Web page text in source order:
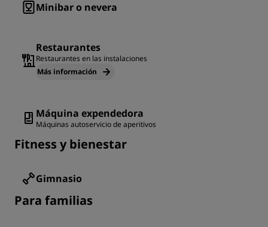
Minibar o nevera
Restaurantes
Restaurantes en las instalaciones
Más información
Máquina expendedora
Máquinas autoservicio de aperitivos
Fitness y bienestar
Gimnasio
Para familias